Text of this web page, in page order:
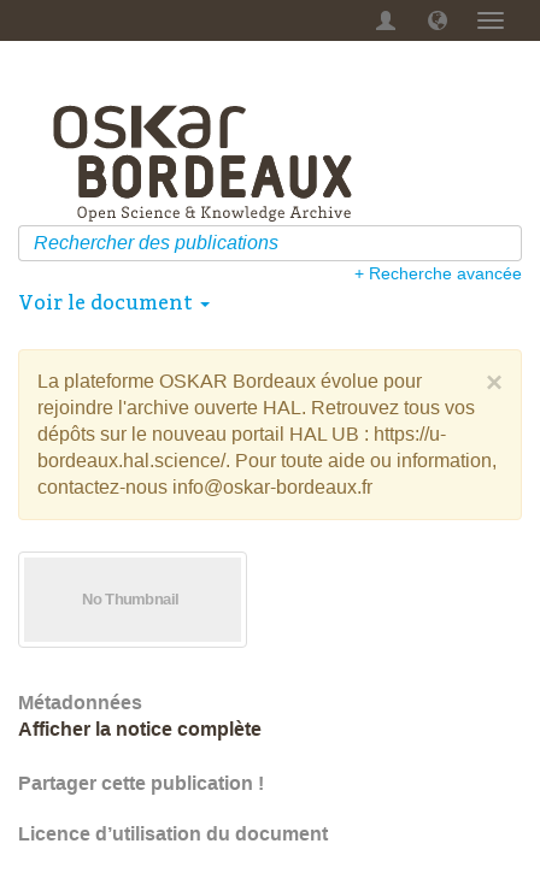
Menu
+ Recherche avancée
Voir le document
×
La plateforme OSKAR Bordeaux évolue pour
rejoindre l'archive ouverte HAL. Retrouvez tous vos
dépôts sur le nouveau portail HAL UB : https://u-
bordeaux.hal.science/. Pour toute aide ou information,
contactez-nous info@oskar-bordeaux.fr
Métadonnées
Afficher la notice complète
Partager cette publication !
Licence d’utilisation du document